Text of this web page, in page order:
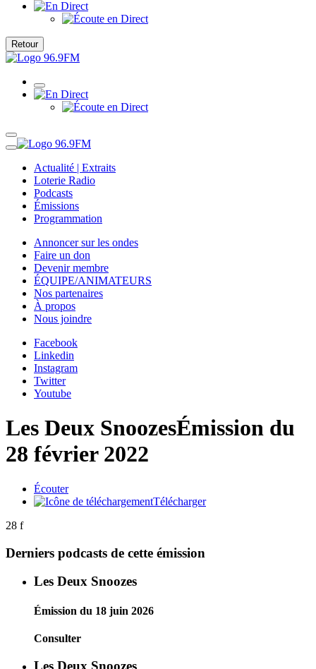
Retour
Actualité | Extraits
Loterie Radio
Podcasts
Émissions
Programmation
Annoncer sur les ondes
Faire un don
Devenir membre
ÉQUIPE/ANIMATEURS
Nos partenaires
À propos
Nous joindre
Facebook
Linkedin
Instagram
Twitter
Youtube
Les Deux SnoozesÉmission du
28 février 2022
Écouter
Télécharger
28 f
Derniers podcasts de cette émission
Les Deux Snoozes
Émission du 18 juin 2026
Consulter
Les Deux Snoozes